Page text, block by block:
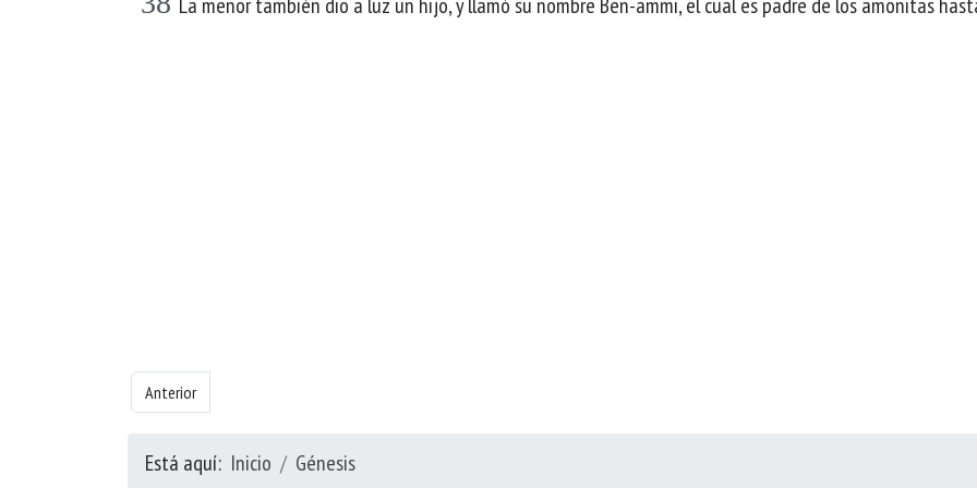
Artículo anterior: Libro de Génesis - Capítulo 18
Anterior
Está aquí: Inicio Génesis